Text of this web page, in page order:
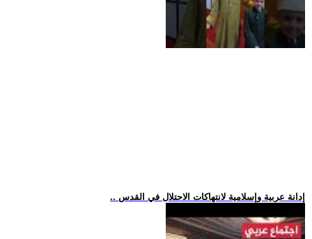
.. إدانة عربية وإسلامية لانتهاكات الاحتلال في القدس